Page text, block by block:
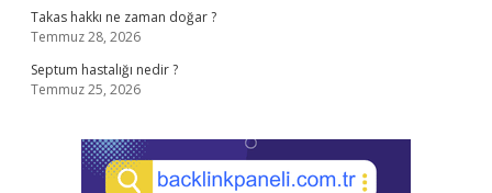
Takas hakkı ne zaman doğar ?
Temmuz 28, 2026
Septum hastalığı nedir ?
Temmuz 25, 2026